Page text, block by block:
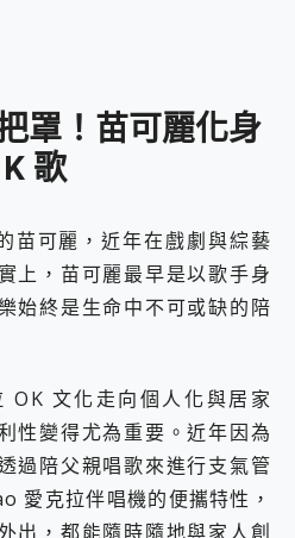
罩！苗可麗化身
歌
苗可麗，近年在戲劇與綜藝
上，苗可麗最早是以歌手身
始終是生命中不可或缺的陪
OK 文化走向個人化與居家
性變得尤為重要。近年因為
過陪父親唱歌來進行支氣管
愛克拉伴唱機的便攜特性，
出，都能隨時隨地與家人創